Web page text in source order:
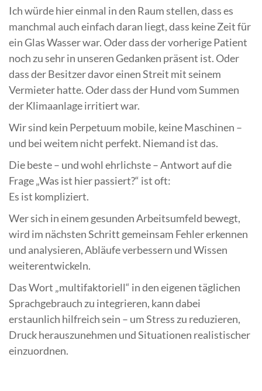
Ich würde hier einmal in den Raum stellen, dass es
manchmal auch einfach daran liegt, dass keine Zeit für
ein Glas Wasser war. Oder dass der vorherige Patient
noch zu sehr in unseren Gedanken präsent ist. Oder
dass der Besitzer davor einen Streit mit seinem
Vermieter hatte. Oder dass der Hund vom Summen
der Klimaanlage irritiert war.
Wir sind kein Perpetuum mobile, keine Maschinen –
und bei weitem nicht perfekt. Niemand ist das.
Die beste – und wohl ehrlichste – Antwort auf die
Frage „Was ist hier passiert?“ ist oft:
Es ist kompliziert.
Wer sich in einem gesunden Arbeitsumfeld bewegt,
wird im nächsten Schritt gemeinsam Fehler erkennen
und analysieren, Abläufe verbessern und Wissen
weiterentwickeln.
Das Wort „multifaktoriell“ in den eigenen täglichen
Sprachgebrauch zu integrieren, kann dabei
erstaunlich hilfreich sein – um Stress zu reduzieren,
Druck herauszunehmen und Situationen realistischer
einzuordnen.